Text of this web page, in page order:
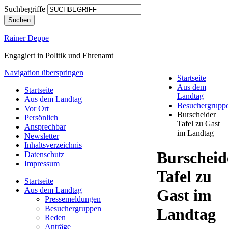
Suchbegriffe
Suchen
Rainer Deppe
Engagiert in Politik und Ehrenamt
Navigation überspringen
Startseite
Aus dem Landtag
Vor Ort
Persönlich
Ansprechbar
Newsletter
Inhaltsverzeichnis
Datenschutz
Impressum
Startseite
Aus dem Landtag
Pressemeldungen
Besuchergruppen
Reden
Anträge
Startseite
Aus dem
Landtag
Burscheider
Tafel zu Gast
im Landtag
Tafel zu
Gast im
Landtag